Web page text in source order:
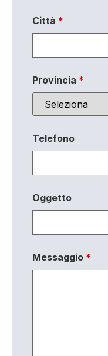
Città *
Provincia *
Telefono
Oggetto
Messaggio *